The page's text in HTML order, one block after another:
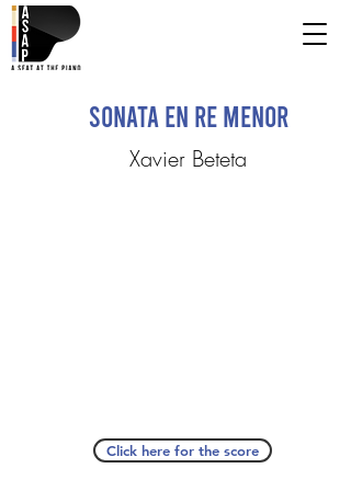
Sonata en Re menor
Xavier Beteta
Click here for the score